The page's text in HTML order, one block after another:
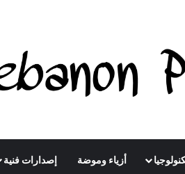
أزياء وموضة إصدارات فنية